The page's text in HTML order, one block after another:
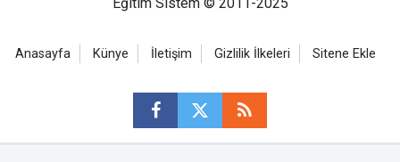
Anasayfa Künye İletişim Gizlilik İlkeleri Sitene Ekle